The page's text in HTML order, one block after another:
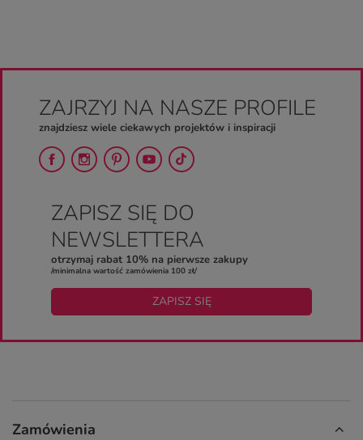
ZAJRZYJ NA NASZE PROFILE
znajdziesz wiele ciekawych projektów i inspiracji
ZAPISZ SIĘ DO
NEWSLETTERA
otrzymaj rabat 10% na pierwsze zakupy
/minimalna wartość zamówienia 100 zł/
ZAPISZ SIĘ
Zamówienia